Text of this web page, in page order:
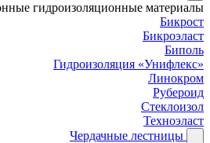
гидроизоляционные материалы
Бикрост
Бикроэласт
Биполь
Гидроизоляция «Унифлекс»
Линокром
Рубероид
Стеклоизол
Техноэласт
Чердачные лестницы